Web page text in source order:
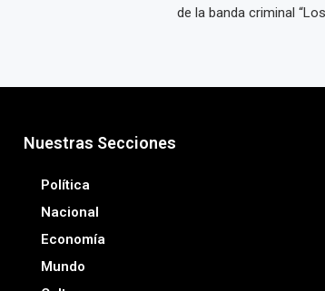
de la banda criminal
Nuestras Secciones
Política
Nacional
Economía
Mundo